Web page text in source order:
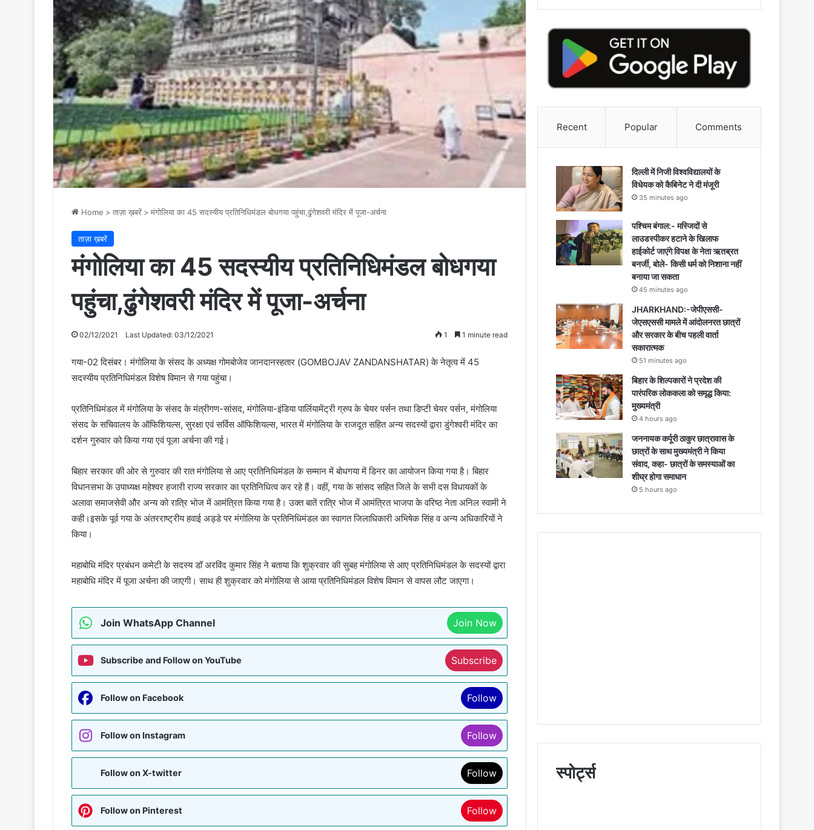
Home > ताज़ा ख़बरें > मंगोलिया का 45 सदस्यीय प्रतिनिधिमंडल बोधगया पहुंचा,ढुंगेशवरी मंदिर में पूजा-अर्चना
ताज़ा ख़बरें
मंगोलिया का 45 सदस्यीय प्रतिनिधिमंडल बोधगया
पहुंचा,ढुंगेशवरी मंदिर में पूजा-अर्चना
02/12/2021 Last Updated: 03/12/2021 1 1 minute read
गया-02 दिसंबर। मंगोलिया के संसद के अध्यक्ष गोमबोजेव जानदानस्हतार (GOMBOJAV ZANDANSHATAR) के नेतृत्व में 45
सदस्यीय प्रतिनिधिमंडल विशेष विमान से गया पहुंचा।
प्रतिनिधिमंडल में मंगोलिया के संसद के मंत्रीगण-सांसद, मंगोलिया-इंडिया पार्लियामेंट्री ग्रुप के चेयर पर्सन तथा डिप्टी चेयर पर्सन, मंगोलिया
संसद के सचिवालय के ऑफिशियल्स, सुरक्षा एवं सर्विस ऑफिशियल्स, भारत में मंगोलिया के राजदूत सहित अन्य सदस्यों द्वारा डुंगेश्वरी मंदिर का
दर्शन गुरुवार को किया गया एवं पूजा अर्चना की गई।
बिहार सरकार की ओर से गुरुवार की रात मंगोलिया से आए प्रतिनिधिमंडल के सम्मान में बोधगया में डिनर का आयोजन किया गया है। बिहार
विधानसभा के उपाध्यक्ष महेश्वर हजारी राज्य सरकार का प्रतिनिधित्व कर रहे हैं। वहीं, गया के सांसद सहित जिले के सभी दस विधायकों के
अलावा समाजसेवी और अन्य को रात्रि भोज में आमंत्रित किया गया है। उक्त बातें रात्रि भोज में आमंत्रित भाजपा के वरिष्ठ नेता अनिल स्वामी ने
कही।इसके पूर्व गया के अंतरराष्ट्रीय हवाई अड्डे पर मंगोलिया के प्रतिनिधिमंडल का स्वागत जिलाधिकारी अभिषेक सिंह व अन्य अधिकारियों ने
किया।
महाबोधि मंदिर प्रबंधन कमेटी के सदस्य डॉ अरविंद कुमार सिंह ने बताया कि शुक्रवार की सुबह मंगोलिया से आए प्रतिनिधिमंडल के सदस्यों द्वारा
महाबोधि मंदिर में पूजा अर्चना की जाएगी। साथ ही शुक्रवार को मंगोलिया से आया प्रतिनिधिमंडल विशेष विमान से वापस लौट जाएगा।
Join WhatsApp Channel Join Now
Subscribe and Follow on YouTube Subscribe
Follow on Facebook Follow
Follow on Instagram Follow
Follow on X-twitter Follow
Follow on Pinterest Follow
Recent Popular Comments
दिल्ली में निजी विश्वविद्यालयों के
विधेयक को कैबिनेट ने दी मंजूरी
35 minutes ago
पश्चिम बंगाल:- मस्जिदों से
लाउडस्पीकर हटाने के खिलाफ
हाईकोर्ट जाएंगे विपक्ष के नेता ऋतब्रत
बनर्जी, बोले- किसी धर्म को निशाना नहीं
बनाया जा सकता
45 minutes ago
JHARKHAND:-जेपीएससी-
जेएसएससी मामले में आंदोलनरत छात्रों
और सरकार के बीच पहली वार्ता
सकारात्मक
51 minutes ago
बिहार के शिल्पकारों ने प्रदेश की
पारंपरिक लोककला को समृद्ध किया:
मुख्यमंत्री
4 hours ago
जननायक कर्पूरी ठाकुर छात्रावास के
छात्रों के साथ मुख्यमंत्री ने किया
संवाद, कहा- छात्रों के समस्याओं का
शीघ्र होगा समाधान
5 hours ago
स्पोर्ट्स